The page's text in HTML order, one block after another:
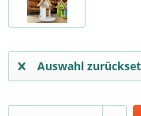
Auswahl